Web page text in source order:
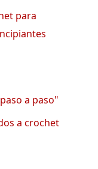
para
a paso"
a crochet